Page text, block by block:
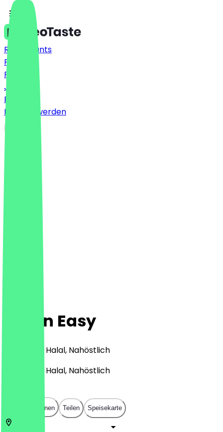
Restaurants
Preise
FAQ
Jobs
Blog
Partner werden
Leban Easy
Fast Food, Halal, Nahöstlich
Fast Food, Halal, Nahöstlich
In App öffnen Teilen Speisekarte